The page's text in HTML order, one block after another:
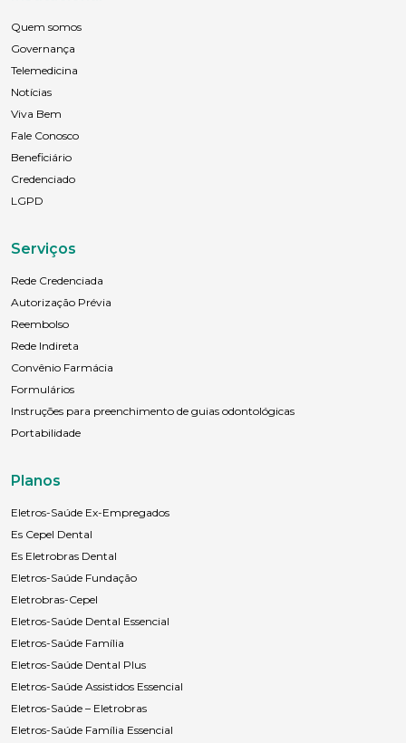
Quem somos
Governança
Telemedicina
Notícias
Viva Bem
Fale Conosco
Beneficiário
Credenciado
LGPD
Serviços
Rede Credenciada
Autorização Prévia
Reembolso
Rede Indireta
Convênio Farmácia
Formulários
Instruções para preenchimento de guias odontológicas
Portabilidade
Planos
Eletros-Saúde Ex-Empregados
Es Cepel Dental
Es Eletrobras Dental
Eletros-Saúde Fundação
Eletrobras-Cepel
Eletros-Saúde Dental Essencial
Eletros-Saúde Família
Eletros-Saúde Dental Plus
Eletros-Saúde Assistidos Essencial
Eletros-Saúde – Eletrobras
Eletros-Saúde Família Essencial